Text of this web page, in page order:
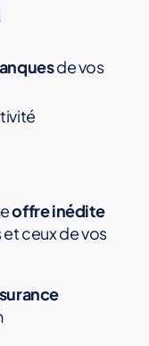
de vos
offre inédite
ceux de vos